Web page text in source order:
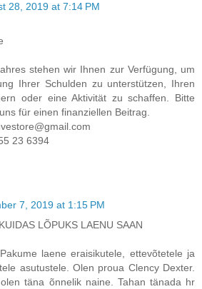
28, 2019 at 7:14 PM
stehen wir Ihnen zur Verfügung, um
Ihrer Schulden zu unterstützen, Ihren
oder eine Aktivität zu schaffen. Bitte
für einen finanziellen Beitrag.
23 6394
7, 2019 at 1:15 PM
LÕPUKS LAENU SAAN
laene eraisikutele, ettevõtetele ja
asutustele. Olen proua Clency Dexter.
täna õnnelik naine. Tahan tänada hr